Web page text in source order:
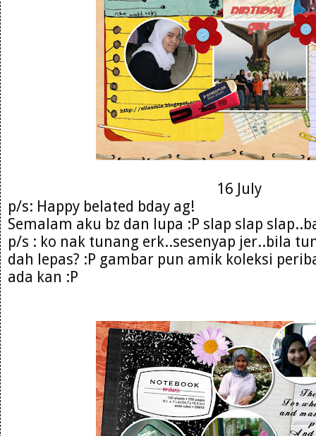
16 July
p/s: Happy belated bday ag!
Semalam aku bz dan lupa :P slap slap
p/s : ko nak tunang erk..sesenyap jer..bila
dah lepas? :P gambar pun amik koleksi
ada kan :P